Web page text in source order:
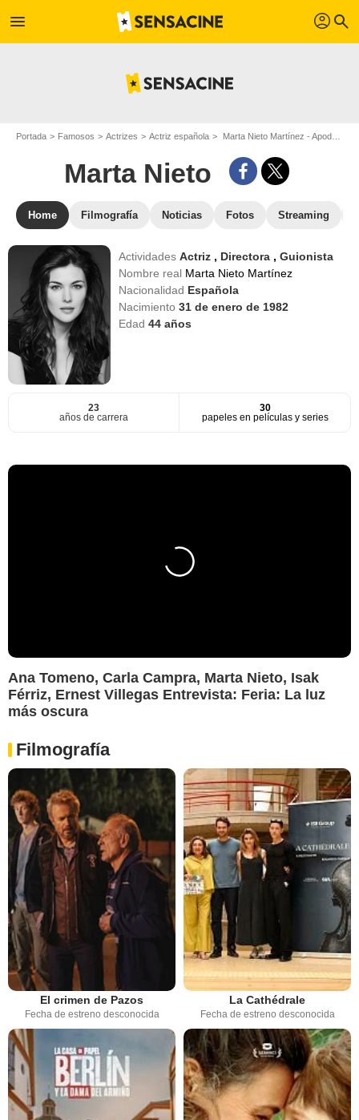
menu profil search
Portada Famosos Actrizes Actriz española Marta Nieto Martínez - Apodo : Marta Nieto
Marta Nieto
Home Filmografía Noticias Fotos Streaming
ActividadesActriz , Directora ,Guionista
Nombre real Marta Nieto Martínez
Nacionalidad Española
Nacimiento31 de enero de 1982
Edad44 años
23
años de carrera
30
papeles en películas y series
Ana Tomeno, Carla Campra, Marta Nieto, Isak
Férriz, Ernest Villegas Entrevista: Feria: La luz
más oscura
Filmografía
El crimen de Pazos
Fecha de estreno desconocida
La Cathédrale
Fecha de estreno desconocida